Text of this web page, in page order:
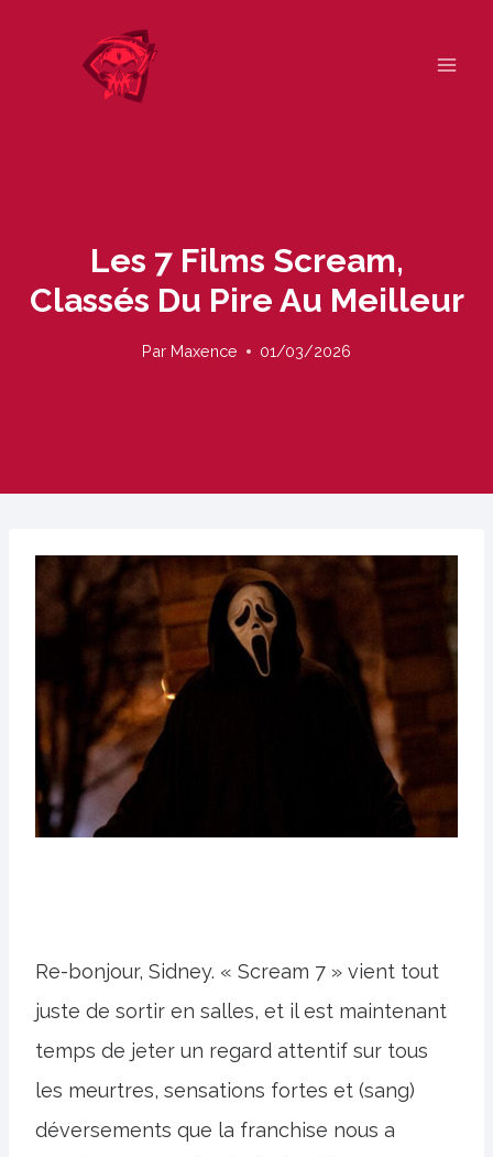
Les 7 Films Scream,
Classés Du Pire Au Meilleur
Par Maxence 01/03/2026
Re-bonjour, Sidney. « Scream 7 » vient tout
juste de sortir en salles, et il est maintenant
temps de jeter un regard attentif sur tous
les meurtres, sensations fortes et (sang)
déversements que la franchise nous a